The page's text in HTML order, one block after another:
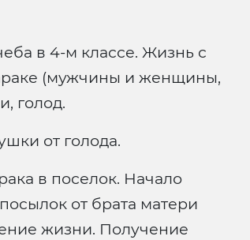
в 4-м классе. Жизнь с
(мужчины и женщины,
голод.
от голода.
в поселок. Начало
от брата матери
жизни. Получение